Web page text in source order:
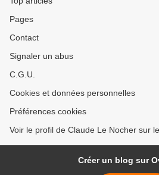
Pages
Contact
Signaler un abus
C.G.U.
Cookies et données personnelles
Préférences cookies
Voir le profil de Claude Le Nocher sur
Créer un blog sur